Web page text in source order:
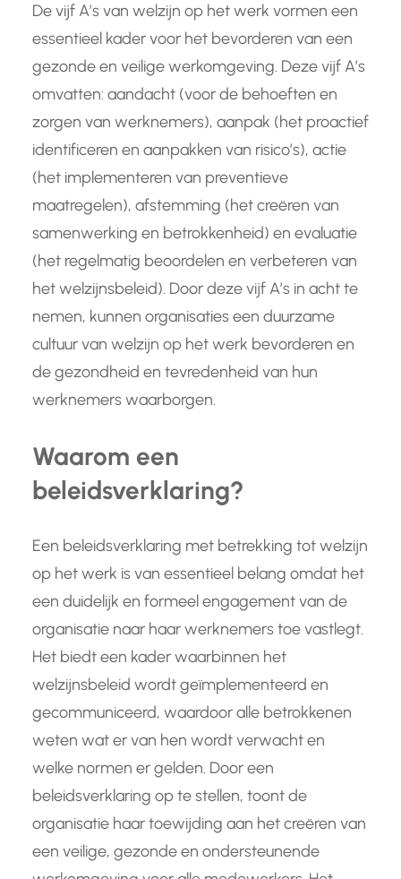
De vijf A’s van welzijn op het werk vormen een
essentieel kader voor het bevorderen van een
gezonde en veilige werkomgeving. Deze vijf A’s
omvatten: aandacht (voor de behoeften en
zorgen van werknemers), aanpak (het proactief
identificeren en aanpakken van risico’s), actie
(het implementeren van preventieve
maatregelen), afstemming (het creëren van
samenwerking en betrokkenheid) en evaluatie
(het regelmatig beoordelen en verbeteren van
het welzijnsbeleid). Door deze vijf A’s in acht te
nemen, kunnen organisaties een duurzame
cultuur van welzijn op het werk bevorderen en
de gezondheid en tevredenheid van hun
werknemers waarborgen.
Waarom een
beleidsverklaring?
Een beleidsverklaring met betrekking tot welzijn
op het werk is van essentieel belang omdat het
een duidelijk en formeel engagement van de
organisatie naar haar werknemers toe vastlegt.
Het biedt een kader waarbinnen het
welzijnsbeleid wordt geïmplementeerd en
gecommuniceerd, waardoor alle betrokkenen
weten wat er van hen wordt verwacht en
welke normen er gelden. Door een
beleidsverklaring op te stellen, toont de
organisatie haar toewijding aan het creëren van
een veilige, gezonde en ondersteunende